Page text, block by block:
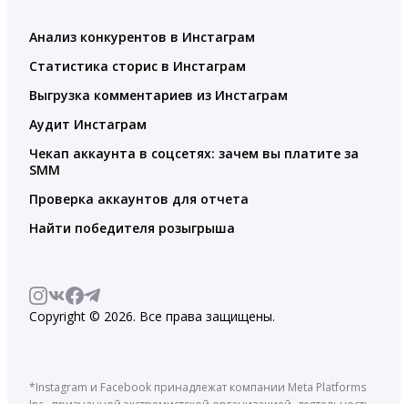
Анализ конкурентов в Инстаграм
Статистика сторис в Инстаграм
Выгрузка комментариев из Инстаграм
Аудит Инстаграм
Чекап аккаунта в соцсетях: зачем вы платите за
SMM
Проверка аккаунтов для отчета
Найти победителя розыгрыша
Copyright © 2026. Все права защищены.
*Instagram и Facebook принадлежат компании Meta Platforms